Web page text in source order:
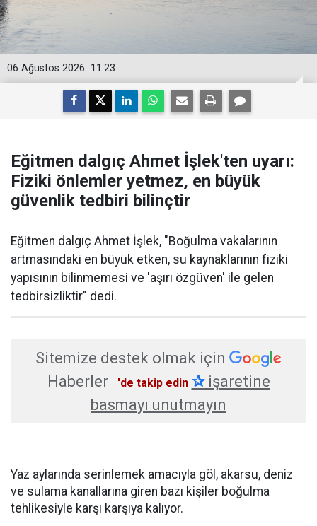
11:23
06 Ağustos 2026
Eğitmen dalgıç Ahmet İşlek'ten uyarı:
Fiziki önlemler yetmez, en büyük
güvenlik tedbiri bilinçtir
Eğitmen dalgıç Ahmet İşlek, "Boğulma vakalarının
artmasındaki en büyük etken, su kaynaklarının fiziki
yapısının bilinmemesi ve 'aşırı özgüven' ile gelen
tedbirsizliktir" dedi.
Sitemize destek olmak için
Haberler
'de takip edin ✰işaretine
basmayı unutmayın
Yaz aylarında serinlemek amacıyla göl, akarsu, deniz
ve sulama kanallarına giren bazı kişiler boğulma
tehlikesiyle karşı karşıya kalıyor.